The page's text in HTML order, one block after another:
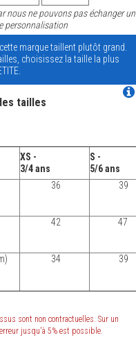
nous ne pouvons pas échanger un
personnalisation
marque taillent plutôt grand.
choisissez la taille la plus
tailles
XS -
3/4 ans
S -
5/6 ans
36 39
42 47
34 39
sont non contractuelles. Sur un
jusqu'à 5% est possible.